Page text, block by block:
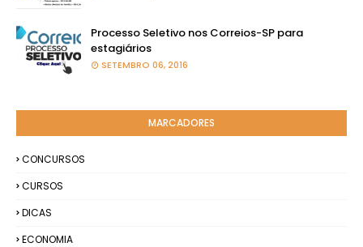
Processo Seletivo nos Correios-SP para
estagiários
SETEMBRO 06, 2016
MARCADORES
CONCURSOS
CURSOS
DICAS
ECONOMIA